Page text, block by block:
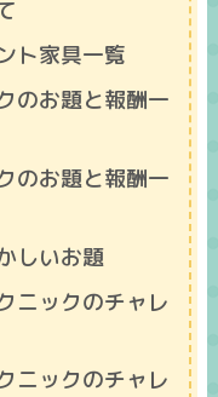
ト家具一覧
のお題と報酬一
のお題と報酬一
しいお題
ニックのチャレ
ニックのチャレ